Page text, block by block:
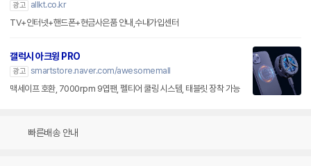
광고
allkt.co.kr
TV+인터넷+핸드폰+현금사은품 안내,수내가입센터
갤럭시 아크윙 PRO
광고 smartstore.naver.com/awesomemall
맥세이프 호환, 7000rpm 9엽팬, 펠티어 쿨링 시스템, 태블릿 장착 가능
빠른배송 안내